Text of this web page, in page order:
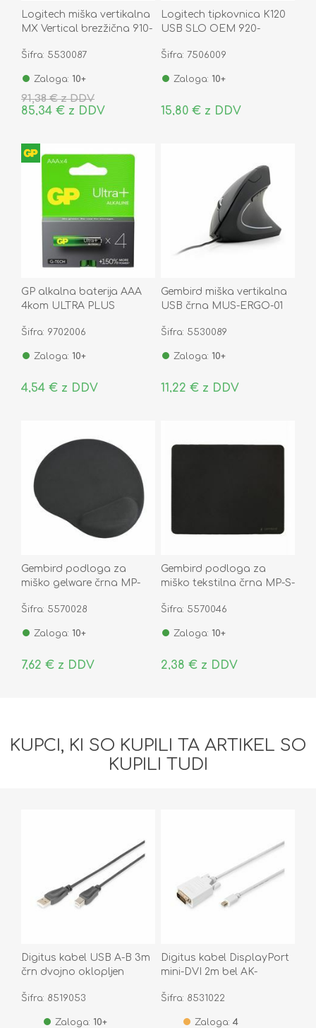
Logitech miška vertikalna
MX Vertical brezžična 910-
Šifra: 5530087
Zaloga: 10+
91,38 € z DDV
85,34 € z DDV
Logitech tipkovnica K120
USB SLO OEM 920-
Šifra: 7506009
Zaloga: 10+
15,80 € z DDV
GP alkalna baterija AAA
4kom ULTRA PLUS
Šifra: 9702006
Zaloga: 10+
4,54 € z DDV
Gembird miška vertikalna
USB črna MUS-ERGO-01
Šifra: 5530089
Zaloga: 10+
11,22 € z DDV
Gembird podloga za
miško gelware črna MP-
Šifra: 5570028
Zaloga: 10+
7,62 € z DDV
Gembird podloga za
miško tekstilna črna MP-S-
Šifra: 5570046
Zaloga: 10+
2,38 € z DDV
KUPCI, KI SO KUPILI TA ARTIKEL SO
KUPILI TUDI
Digitus kabel USB A-B 3m
črn dvojno oklopljen
Šifra: 8519053
Zaloga: 10+
Digitus kabel DisplayPort
mini-DVI 2m bel AK-
Šifra: 8531022
Zaloga: 4